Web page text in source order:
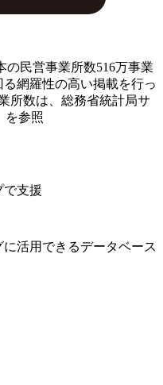
民営事業所数516万事業
る網羅性の高い掲載を行っ
所数は、総務省統計局サ
を参照
で支援
活用できるデータベース